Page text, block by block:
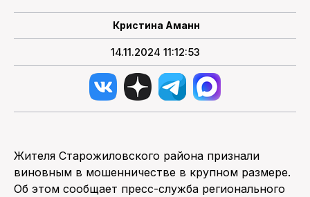
Кристина Аманн
14.11.2024 11:12:53
Жителя Старожиловского района признали
виновным в мошенничестве в крупном размере.
Об этом сообщает пресс-служба регионального